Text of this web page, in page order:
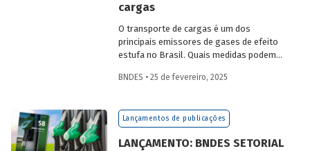
cargas
O transporte de cargas é um dos
principais emissores de gases de efeito
estufa no Brasil. Quais medidas podem
ambiental? Confira as estratégias que
BNDES • 25 de fevereiro, 2025
Lançamentos de publicações
LANÇAMENTO: BNDES SETORIAL